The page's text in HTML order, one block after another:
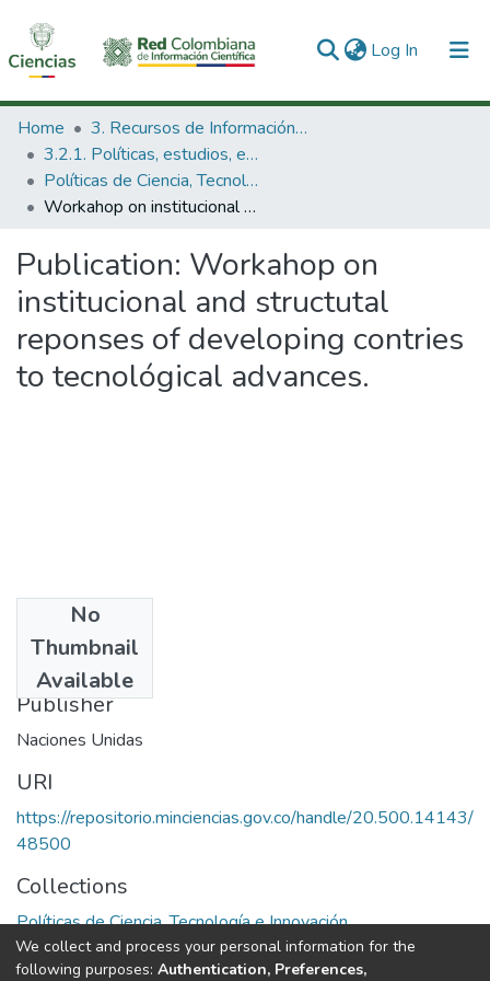
Log In (current)
Communities & Collections
All of DSpace
Statistics
Home
3. Recursos de Información Científica y Tecnológica
3.2.1. Políticas, estudios, evaluaciones e indicadores de CTeI
Políticas de Ciencia, Tecnología e Innovación
Workahop on institucional and structutal reponses of developing contries to tecnológical advances.
Publication: Workahop on
institucional and structutal
reponses of developing contries
to tecnológical advances.
No
Thumbnail
Available
1983
Publisher
Naciones Unidas
URI
https://repositorio.minciencias.gov.co/handle/20.500.14143/
48500
Collections
Políticas de Ciencia, Tecnología e Innovación
Full item page
We collect and process your personal information for the
following purposes: Authentication, Preferences,